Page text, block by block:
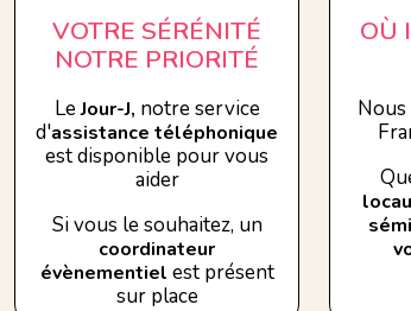
VOTRE SÉRÉNITÉ
NOTRE PRIORITÉ
LeJour-J, notre service
d'assistance téléphonique
est disponible pour vous
aider
Si vous le souhaitez, un
coordinateur
évènementiel est présent
sur place
OÙ